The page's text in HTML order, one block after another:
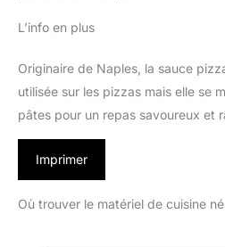
L’info en plus
Originaire de Naples, la sauce
utilisée sur les pizzas mais elle se
pâtes pour un repas savoureux et
Imprimer
Où trouver le matériel de cuisine